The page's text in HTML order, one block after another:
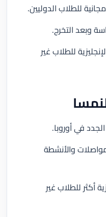
للطلاب الدوليين.
وبعد التخرج.
للطلاب غير
في أوروبا.
والأنشطة
أكثر للطلاب غير